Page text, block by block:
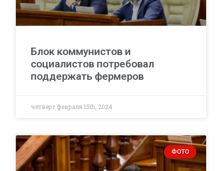
Блок коммунистов и
социалистов потребовал
поддержать фермеров
четверг февраля 15th, 2024
ФОТО